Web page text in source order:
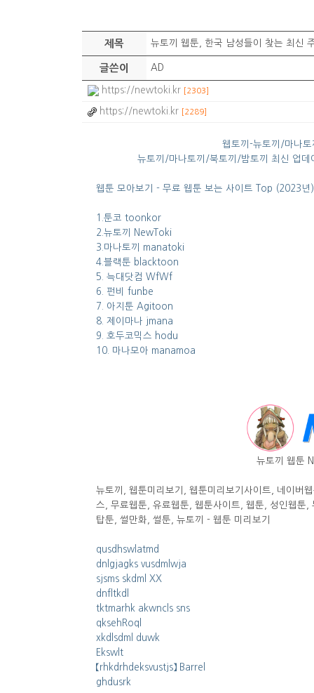
제목 뉴토끼 웹툰, 한국 남성들이 찾는 최신
글쓴이 AD
https://newtoki.kr [2303]
https://newtoki.kr [2289]
웹토끼-뉴토끼/마나
뉴토끼/마나토끼/북토끼/밤토끼 최신 업
웹툰 모아보기 - 무료 웹툰 보는 사이트 Top (2023년)
1.툰코 toonkor
2.뉴토끼 NewToki
3.마나토끼 manatoki
4.블랙툰 blacktoon
5. 늑대닷컴 WfWf
6. 펀비 funbe
7. 아지툰 Agitoon
8. 제이마나 jmana
9. 호두코믹스 hodu
10. 마나모아 manamoa
뉴토끼 웹툰
뉴토끼, 웹툰미리보기, 웹툰미리보기사이트, 네이버
스, 무료웹툰, 유료웹툰, 웹툰사이트, 웹툰, 성인웹툰
탑툰, 썰만화, 썰툰, 뉴토끼 - 웹툰 미리보기
qusdhswlatmd
dnlgjagks vusdmlwja
sjsms skdml XX
dnfltkdl
tktmarhk akwncls sns
qksehRoql
xkdlsdml duwk
Ekswlt
【rhkdrhdeksvustjs】 Barrel
ghdusrk